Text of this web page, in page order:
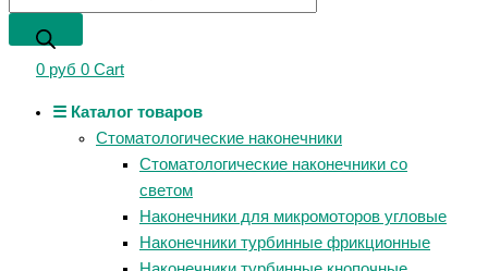
0 руб 0 Cart
☰ Каталог товаров
Стоматологические наконечники
Стоматологические наконечники со
светом
Наконечники для микромоторов угловые
Наконечники турбинные фрикционные